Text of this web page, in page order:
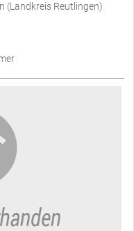
(Landkreis Reutlingen)